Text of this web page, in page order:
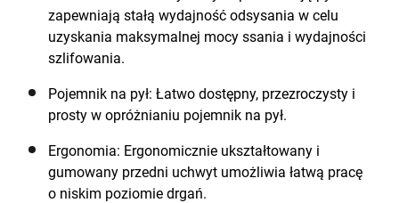
zapewniają stałą wydajność odsysania w celu
uzyskania maksymalnej mocy ssania i wydajności
szlifowania.
Pojemnik na pył: Łatwo dostępny, przezroczysty i
prosty w opróżnianiu pojemnik na pył.
Ergonomia: Ergonomicznie ukształtowany i
gumowany przedni uchwyt umożliwia łatwą pracę
o niskim poziomie drgań.